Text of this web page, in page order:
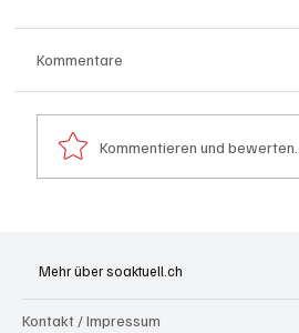
Kommentare
Kommentieren und bewerten...
Mehr über soaktuell.ch
Kontakt / Impressum